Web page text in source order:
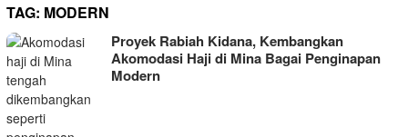
TAG: MODERN
Proyek Rabiah Kidana, Kembangkan
Akomodasi Haji di Mina Bagai Penginapan
Modern